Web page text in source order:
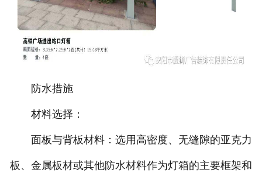
防水措施
材料选择：
面板与背板材料：选用高密度、无缝隙的亚克力
板、金属板材或其他防水材料作为灯箱的主要框架和